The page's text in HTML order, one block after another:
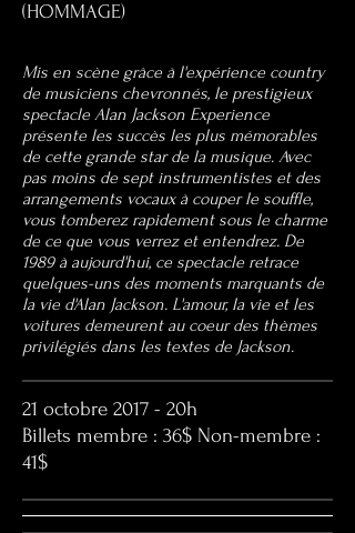
(HOMMAGE)
Mis en scène grâce à l'expérience country
de musiciens chevronnés, le prestigieux
spectacle Alan Jackson Experience
présente les succès les plus mémorables
de cette grande star de la musique. Avec
pas moins de sept instrumentistes et des
arrangements vocaux à couper le souffle,
vous tomberez rapidement sous le charme
de ce que vous verrez et entendrez. De
1989 à aujourd'hui, ce spectacle retrace
quelques-uns des moments marquants de
la vie d'Alan Jackson. L'amour, la vie et les
voitures demeurent au coeur des thèmes
privilégiés dans les textes de Jackson.​
21 octobre 2017 - 20h
Billets membre : 36$ Non-membre :
41$